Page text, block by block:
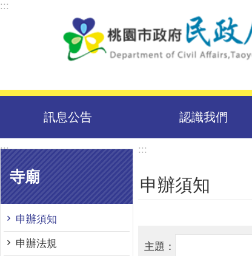
跳到主要內容區塊
:::
訊息公告 認識我們
:::
寺廟
申辦須知
申辦法規
:::
申辦須知